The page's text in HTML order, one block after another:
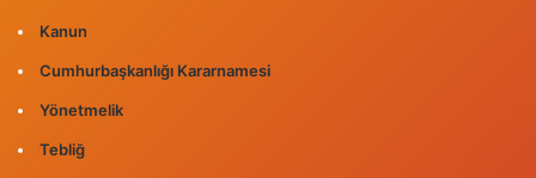
Kanun
Cumhurbaşkanlığı Kararnamesi
Yönetmelik
Tebliğ